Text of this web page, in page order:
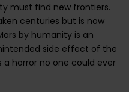
must find new frontiers.
centuries but is now
by humanity is an
side effect of the
horror no one could ever